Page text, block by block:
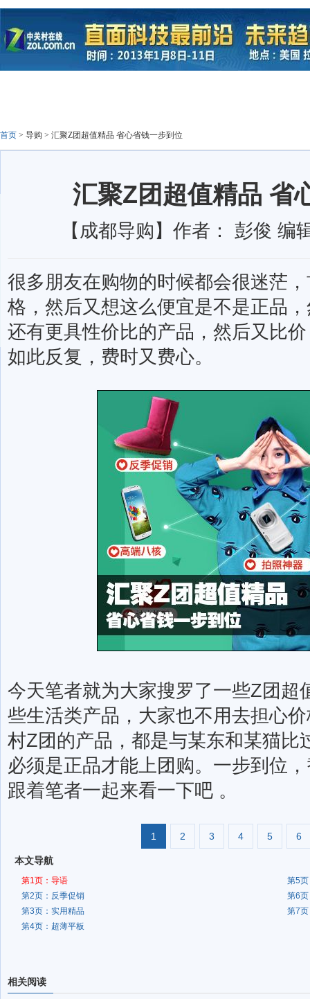
首页 > 导购 > 汇聚Z团超值精品 省心省钱一步到位
汇聚Z团超值精品 省
【成都导购】作者： 彭俊 编
很多朋友在购物的时候都会很迷茫
格，然后又想这么便宜是不是正品
还有更具性价比的产品，然后又比
如此反复，费时又费心。
今天笔者就为大家搜罗了一些Z团超
些生活类产品，大家也不用去担心
村Z团的产品，都是与某东和某猫比
必须是正品才能上团购。一步到位
跟着笔者一起来看一下吧 。
1 2 3 4 5 6
本文导航
第1页：导语
第2页：反季促销
第3页：实用精品
第4页：超薄平板
第5
第6
第7
相关阅读